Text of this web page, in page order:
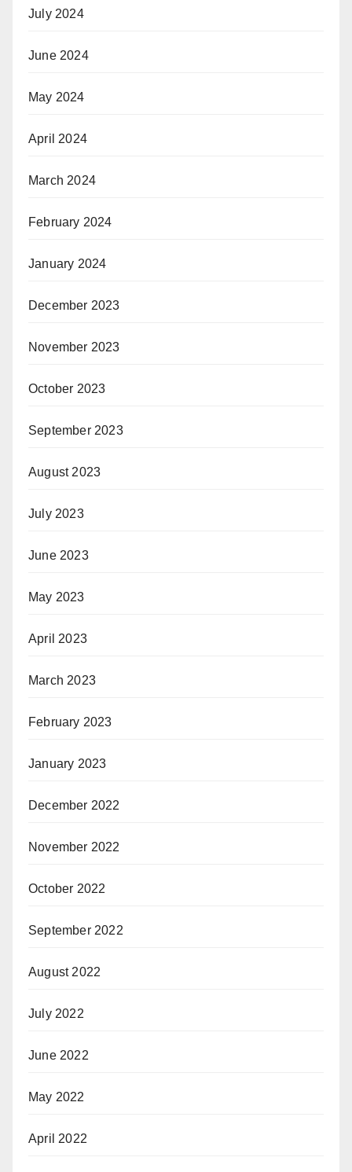
July 2024
June 2024
May 2024
April 2024
March 2024
February 2024
January 2024
December 2023
November 2023
October 2023
September 2023
August 2023
July 2023
June 2023
May 2023
April 2023
March 2023
February 2023
January 2023
December 2022
November 2022
October 2022
September 2022
August 2022
July 2022
June 2022
May 2022
April 2022